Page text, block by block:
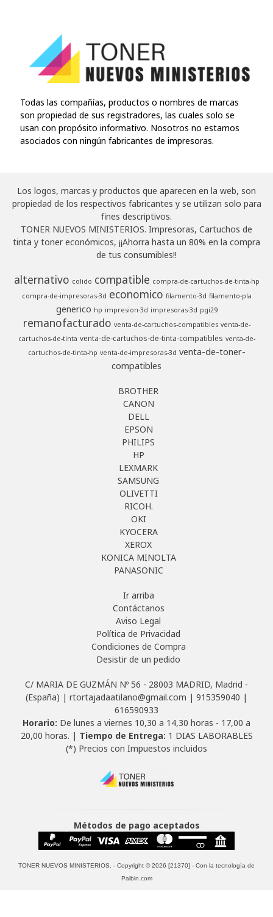
Todas las compañías, productos o nombres de marcas
son propiedad de sus registradores, las cuales solo se
usan con propósito informativo. Nosotros no estamos
asociados con ningún fabricantes de impresoras.
Los logos, marcas y productos que aparecen en la web, son
propiedad de los respectivos fabricantes y se utilizan solo para
fines descriptivos.
TONER NUEVOS MINISTERIOS. Impresoras, Cartuchos de
tinta y toner económicos, ¡¡Ahorra hasta un 80% en la compra
de tus consumibles!!
alternativo colido compatible compra-de-cartuchos-de-tinta-hp
compra-de-impresoras-3d economico filamento-3d filamento-pla
generico hp impresion-3d impresoras-3d pgi29
remanofacturado venta-de-cartuchos-compatibles venta-de-
cartuchos-de-tinta venta-de-cartuchos-de-tinta-compatibles venta-de-
cartuchos-de-tinta-hp venta-de-impresoras-3d venta-de-toner-
compatibles
BROTHER
CANON
DELL
EPSON
PHILIPS
HP
LEXMARK
SAMSUNG
OLIVETTI
RICOH.
OKI
KYOCERA
XEROX
KONICA MINOLTA
PANASONIC
Ir arriba
Contáctanos
Aviso Legal
Política de Privacidad
Condiciones de Compra
Desistir de un pedido
C/ MARIA DE GUZMÁN Nº 56 - 28003 MADRID, Madrid -
(España) | rtortajadaatilano@gmail.com | 915359040 |
616590933
Horario: De lunes a viernes 10,30 a 14,30 horas - 17,00 a
20,00 horas. | Tiempo de Entrega: 1 DIAS LABORABLES
(*) Precios con Impuestos incluidos
Métodos de pago aceptados
TONER NUEVOS MINISTERIOS. - Copyright © 2026 [21370] - Con la tecnología de
Palbin.com